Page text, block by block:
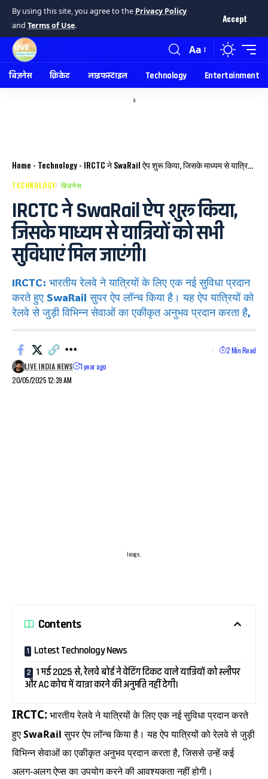
By using this site, you agree to the Privacy Policy
and Terms of Use.
Accept
Aa
बिज़नेस क्रिकेट लाइफस्टाइल Technology Entertainment
a
Home - Technology- IRCTC ने SwaRail ऐप शुरू किया, जिसके माध्यम से यात्रियों को सभी सुविधाएं मिल जाएंगी।
TECHNOLOGY बिज़नेस
IRCTC ने SwaRail ऐप शुरू किया,
जिसके माध्यम से यात्रियों को सभी
सुविधाएं मिल जाएंगी।
IRCTC: भारतीय रेलवे ने यात्रियों के लिए एक नई सुविधा प्रदान
करते हुए SwaRail सुपर ऐप लॉन्च किया है। यह ऐप यात्रियों को
रेलवे से जुड़ी विभिन्न सेवाओं का एकीकृत अनुभव प्रदान करता है,
20/05/2025 12:39 AM
LIVE INDIA NEWS 1 year ago
2 Min Read
Image..
Contents
Latest Technology News
1 मई 2025 से, रेलवे बोर्ड ने वेटिंग टिकट वाले यात्रियों को स्लीपर
और AC कोच में यात्रा करने की अनुमति नहीं देगी।
IRCTC:भारतीयरेलवेनेयात्रियोंकेलिएएकनईसुविधाप्रदानकरते
हुएSwaRail सुपरऐपलॉन्चकियाहै।यहऐपयात्रियोंकोरेलवेसेजुड़ी
विभिन्नसेवाओंकाएकीकृतअनुभवप्रदानकरताहै,जिससेउन्हेंकई
अलग-अलगऐप्सकाउपयोगकरनेकीआवश्यकतानहींहोगी।